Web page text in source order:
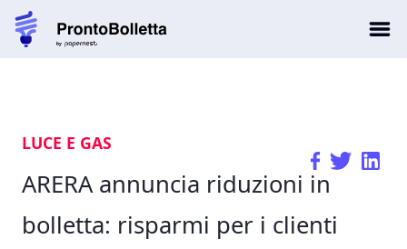
LUCE E GAS
ARERA annuncia riduzioni in
bolletta: risparmi per i clienti